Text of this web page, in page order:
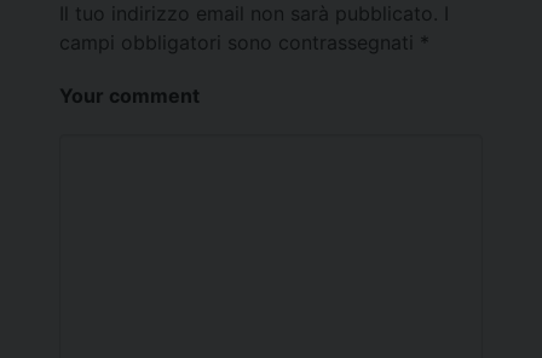
Il tuo indirizzo email non sarà pubblicato.
campi obbligatori sono contrassegnati *
Your comment